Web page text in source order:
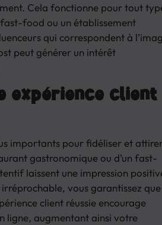
Cela fonctionne pour tout
food ou un établissement
qui correspondent à
peut générer un intérêt
expérience client
importants pour fidéliser et
gastronomique ou d’un fast-
laissent une impression
vous garantissez que
client réussie encourage
ligne, augmentant ainsi votre